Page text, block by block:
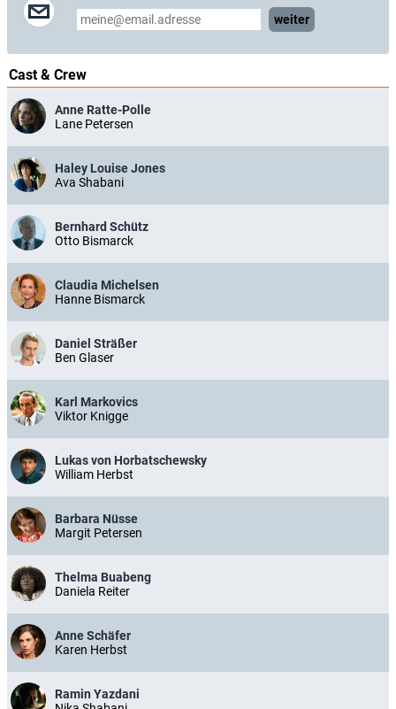
weiter
Cast & Crew
Anne Ratte-Polle
Lane Petersen
Haley Louise Jones
Ava Shabani
Bernhard Schütz
Otto Bismarck
Claudia Michelsen
Hanne Bismarck
Daniel Sträßer
Ben Glaser
Karl Markovics
Viktor Knigge
Lukas von Horbatschewsky
William Herbst
Barbara Nüsse
Margit Petersen
Thelma Buabeng
Daniela Reiter
Anne Schäfer
Karen Herbst
Ramin Yazdani